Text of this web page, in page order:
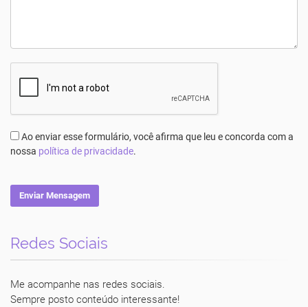
Ao enviar esse formulário, você afirma que leu e concorda com a
nossa política de privacidade.
Enviar Mensagem
Redes Sociais
Me acompanhe nas redes sociais.
Sempre posto conteúdo interessante!